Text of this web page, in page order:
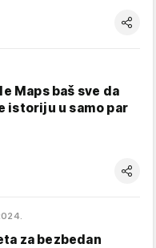
Maps baš sve da
istoriju u samo par
za bezbedan